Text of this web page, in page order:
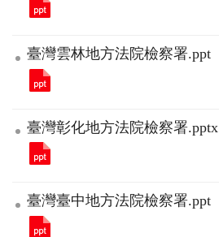
臺灣雲林地方法院檢察署.ppt
臺灣彰化地方法院檢察署.pptx
臺灣臺中地方法院檢察署.ppt